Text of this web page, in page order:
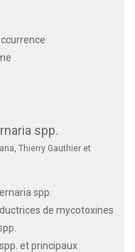
spp.
Thierry Gauthier et
spp.
de mycotoxines
et principaux